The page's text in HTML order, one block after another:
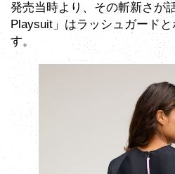
発売当時より、その斬新さが
Playsuit」はラッシュガード
す。